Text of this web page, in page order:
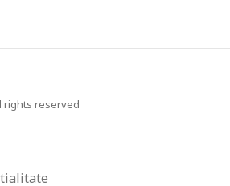
rights reserved